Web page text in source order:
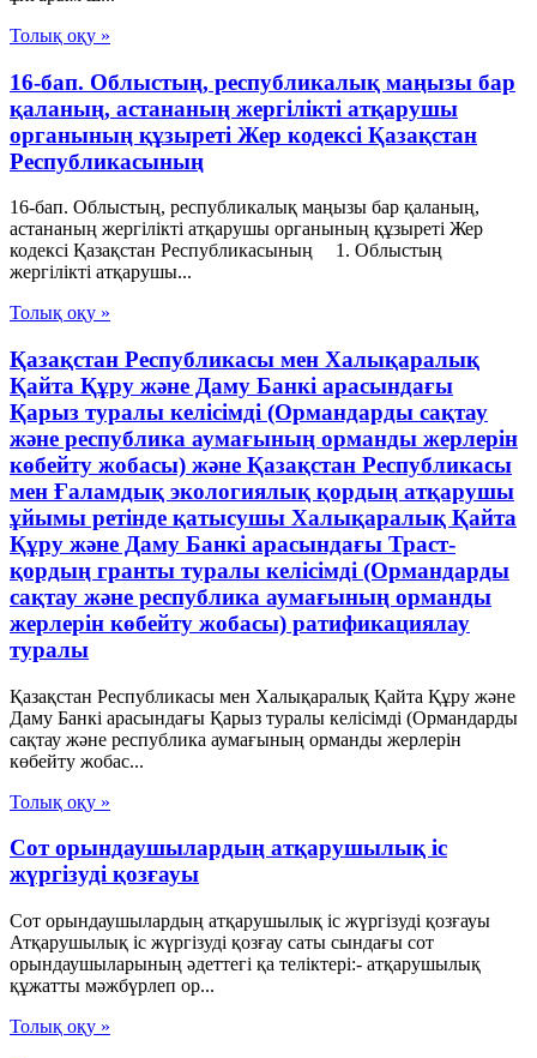
Толық оқу »
16-бап. Облыстың, республикалық маңызы бар
қаланың, астананың жергілікті атқарушы
органының құзыреті Жер кодексі Қазақстан
Республикасының
16-бап. Облыстың, республикалық маңызы бар қаланың,
астананың жергілікті атқарушы органының құзыреті Жер
кодексі Қазақстан Республикасының 1. Облыстың
жергілікті атқарушы...
Толық оқу »
Қазақстан Республикасы мен Халықаралық
Қайта Құру және Даму Банкі арасындағы
Қарыз туралы келісімді (Ормандарды сақтау
және республика аумағының орманды жерлерін
көбейту жобасы) және Қазақстан Республикасы
мен Ғаламдық экологиялық қордың атқарушы
ұйымы ретінде қатысушы Халықаралық Қайта
Құру және Даму Банкі арасындағы Траст-
қордың гранты туралы келісімді (Ормандарды
сақтау және республика аумағының орманды
жерлерін көбейту жобасы) ратификациялау
туралы
Қазақстан Республикасы мен Халықаралық Қайта Құру және
Даму Банкі арасындағы Қарыз туралы келісімді (Ормандарды
сақтау және республика аумағының орманды жерлерін
көбейту жобас...
Толық оқу »
Сот орындаушылардың атқарушылық іс
жүргізуді қозғауы
Сот орындаушылардың атқарушылық іс жүргізуді қозғауы
Атқарушылық іс жүргізуді қозғау саты сындағы сот
орындаушыларының әдеттегі қа теліктері:- атқарушылық
құжатты мәжбүрлеп ор...
Толық оқу »